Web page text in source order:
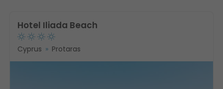
Hotel Iliada Beach
Cyprus Protaras